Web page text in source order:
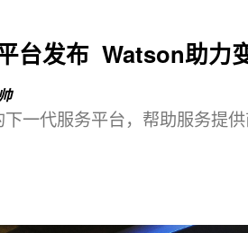
台发布 Watson助力
一代服务平台，帮助服务提